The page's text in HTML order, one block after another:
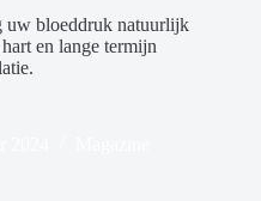
uw bloeddruk natuurlijk
en lange termijn